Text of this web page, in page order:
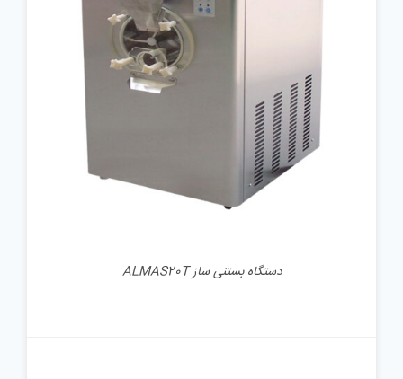
دستگاه بستنی ساز ALMAS20T